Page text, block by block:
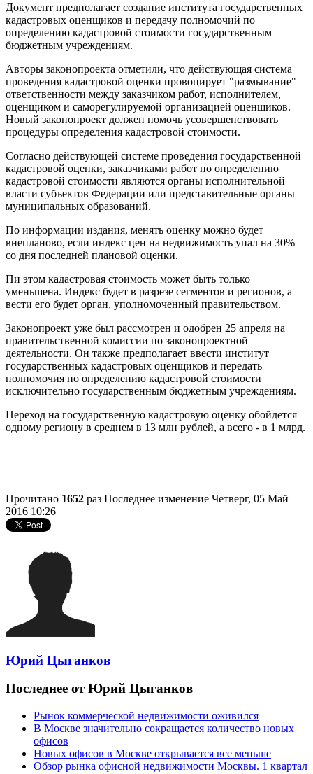
Документ предполагает создание института государственных
кадастровых оценщиков и передачу полномочий по
определению кадастровой стоимости государственным
бюджетным учреждениям.
Авторы законопроекта отметили, что действующая система
проведения кадастровой оценки провоцирует "размывание"
ответственности между заказчиком работ, исполнителем,
оценщиком и саморегулируемой организацией оценщиков.
Новый законопроект должен помочь усовершенствовать
процедуры определения кадастровой стоимости.
Согласно действующей системе проведения государственной
кадастровой оценки, заказчиками работ по определению
кадастровой стоимости являются органы исполнительной
власти субъектов Федерации или представительные органы
муниципальных образований.
По информации издания, менять оценку можно будет
внепланово, если индекс цен на недвижимость упал на 30%
со дня последней плановой оценки.
Пи этом кадастровая стоимость может быть только
уменьшена. Индекс будет в разрезе сегментов и регионов, а
вести его будет орган, уполномоченный правительством.
Законопроект уже был рассмотрен и одобрен 25 апреля на
правительственной комиссии по законопроектной
деятельности. Он также предполагает ввести институт
государственных кадастровых оценщиков и передать
полномочия по определению кадастровой стоимости
исключительно государственным бюджетным учреждениям.
Переход на государственную кадастровую оценку обойдется
одному региону в среднем в 13 млн рублей, а всего - в 1 млрд.
Прочитано 1652 раз Последнее изменение Четверг, 05 Май
2016 10:26
Юрий Цыганков
Последнее от Юрий Цыганков
Рынок коммерческой недвижимости оживился
В Москве значительно сокращается количество новых
офисов
Новых офисов в Москве открывается все меньше
Обзор рынка офисной недвижимости Москвы. 1 квартал